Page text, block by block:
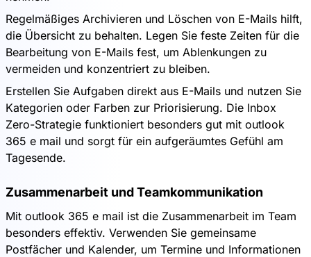
Regelmäßiges Archivieren und Löschen von E-Mails hilft,
die Übersicht zu behalten. Legen Sie feste Zeiten für die
Bearbeitung von E-Mails fest, um Ablenkungen zu
vermeiden und konzentriert zu bleiben.
Erstellen Sie Aufgaben direkt aus E-Mails und nutzen Sie
Kategorien oder Farben zur Priorisierung. Die Inbox
Zero-Strategie funktioniert besonders gut mit outlook
365 e mail und sorgt für ein aufgeräumtes Gefühl am
Tagesende.
Zusammenarbeit und Teamkommunikation
Mit outlook 365 e mail ist die Zusammenarbeit im Team
besonders effektiv. Verwenden Sie gemeinsame
Postfächer und Kalender, um Termine und Informationen